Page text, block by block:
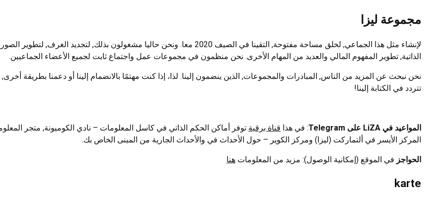
مجموعة ليزا
لإنشاء مثل هذا الجماعي, لخلق مساحة مفتوحة, التقينا في الصيف 2020 معا. ونحن حاليا مشغولون بذلك, لتجديد الغرف, لتطوير
الذاتية, تطوير المفهوم المالي والعديد من المهام الأخرى. نحن منظمون في مجموعات عمل واجتماع ثابت لجميع الأعضاء الجماعيين.
نحن نبحث عن المزيد من الناس, المبادرات والمجموعات, الذين ينضمون إلينا. لذا، إذا كنت مهتمًا بالانضمام إلينا أو دعمنا بطريقة أخرى,
تتردد في الكتابة إلينا!
المواعيد في LiZA على Telegram : في هذا قناة برقية توفر أماكن الحكم الذاتي في كاسل المعلومات – نادي الكوميونة, متجر
المركز الأيسر في ألتماركت (ليزا) ومركز الكوير – حول الأحداث في والأحداث الجارية من المبنى الخاص بك.
الحواجز في الموقع (إمكانية الوصول): مزيد من المعلومات هنا
karte